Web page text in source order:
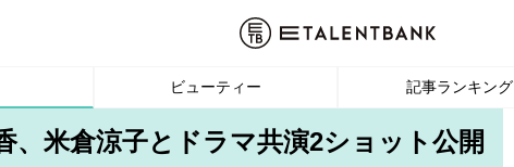
ビューティー 記事ランキング
、米倉涼子とドラマ共演2ショット公開